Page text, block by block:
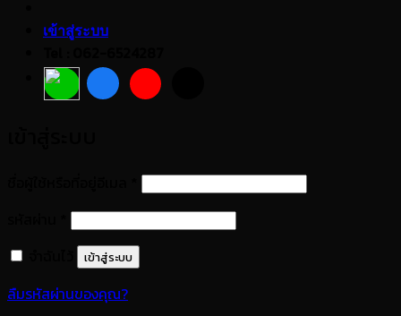
เข้าสู่ระบบ
ต้องการ
ต้องการ
เข้าสู่ระบบ
ลืมรหัสผ่านของคุณ?